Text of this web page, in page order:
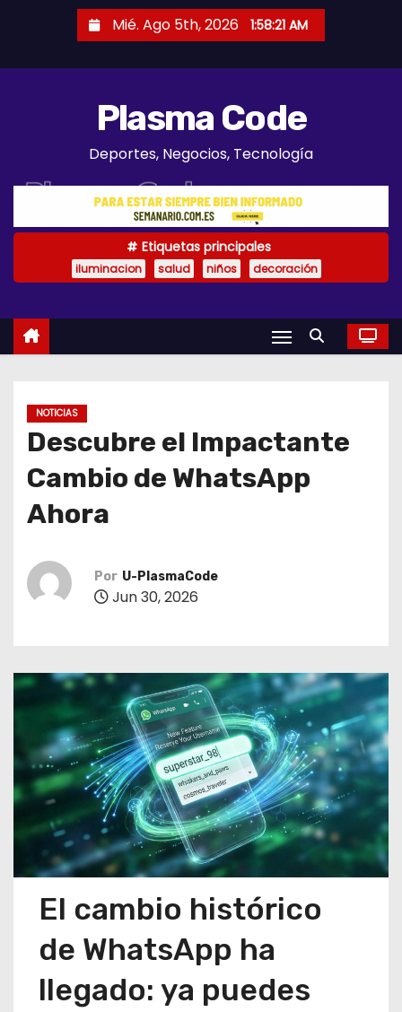
Mié. Ago 5th, 2026 1:58:22 AM
Plasma Code
Deportes, Negocios, Tecnología
Etiquetas principales
iluminacion salud niños decoración
NOTICIAS
Descubre el Impactante
Cambio de WhatsApp
Ahora
Por U-PlasmaCode
Jun 30, 2026
El cambio histórico
de WhatsApp ha
llegado: ya puedes